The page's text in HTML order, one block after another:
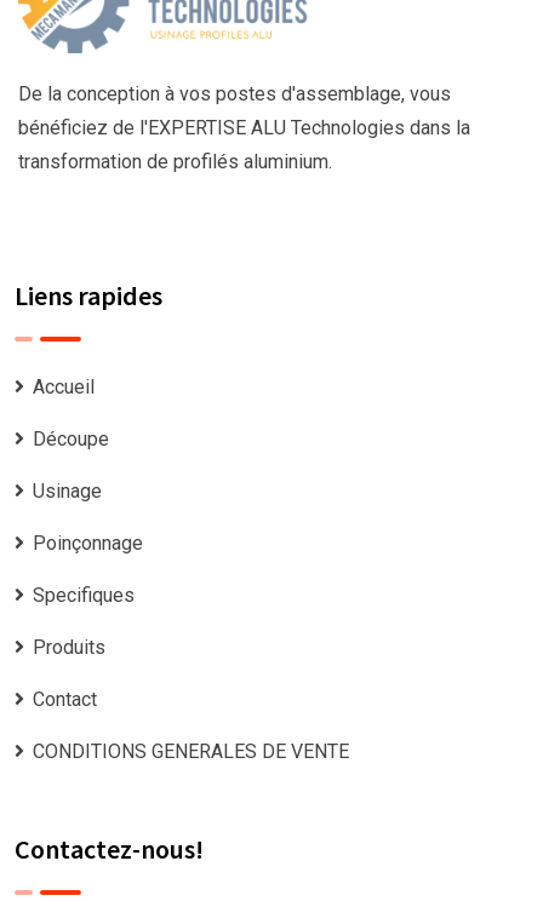
De la conception à vos postes d'assemblage, vous
bénéficiez de l'EXPERTISE ALU Technologies dans la
transformation de profilés aluminium.
Liens rapides
Accueil
Découpe
Usinage
Poinçonnage
Specifiques
Produits
Contact
CONDITIONS GENERALES DE VENTE
Contactez-nous!